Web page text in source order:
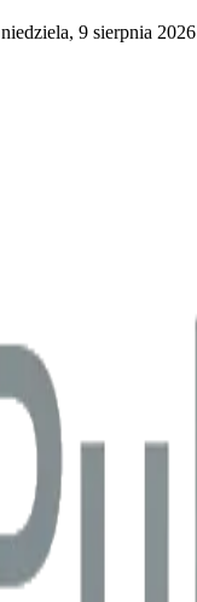
niedziela, 9 sierpnia 2026